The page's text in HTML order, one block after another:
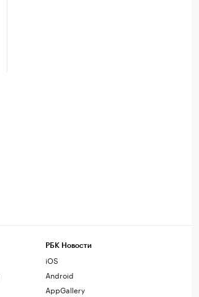
РБК Новости
iOS
Android
AppGallery